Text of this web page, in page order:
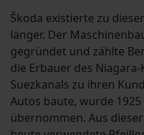
Škoda existierte zu
länger. Der
gegründet und zählte
die Erbauer des
Suezkanals zu ihren
Autos baute, wurde
übernommen. Aus